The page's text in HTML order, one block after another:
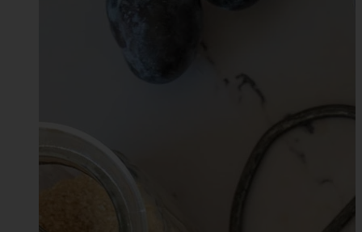
Schokoladen-Nuss-Striezel – Schoko-Nuss-Zopf